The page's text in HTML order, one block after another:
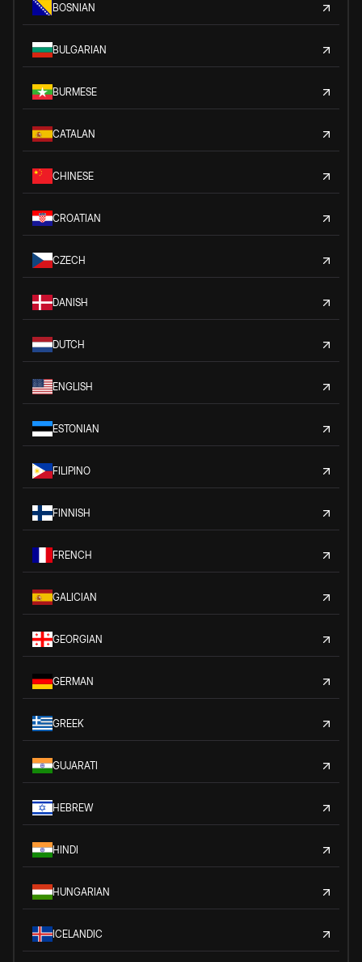
BOSNIAN
BULGARIAN
BURMESE
CATALAN
CHINESE
CROATIAN
CZECH
DANISH
DUTCH
ENGLISH
ESTONIAN
FILIPINO
FINNISH
FRENCH
GALICIAN
GEORGIAN
GERMAN
GREEK
GUJARATI
HEBREW
HINDI
HUNGARIAN
ICELANDIC